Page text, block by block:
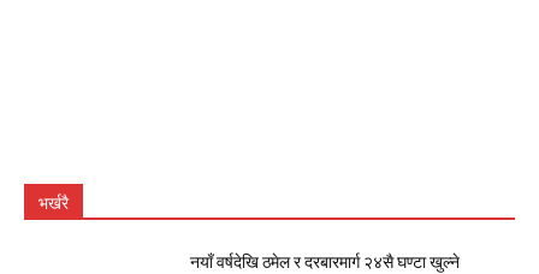
भर्खरै
नयाँ वर्षदेखि ठमेल र दरबारमार्ग २४सै घण्टा खुल्ने